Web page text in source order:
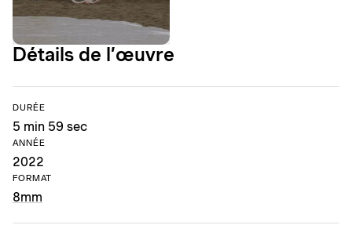
Détails de l’œuvre
DURÉE
5 min 59 sec
ANNÉE
2022
FORMAT
8mm